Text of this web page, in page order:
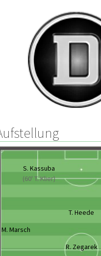
S. Kassuba
(60' T. Klier)
T. Heede
M. Marsch
R. Zegarek